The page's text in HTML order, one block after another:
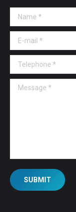
Name *
E-mail *
Telephone *
Message *
SUBMIT